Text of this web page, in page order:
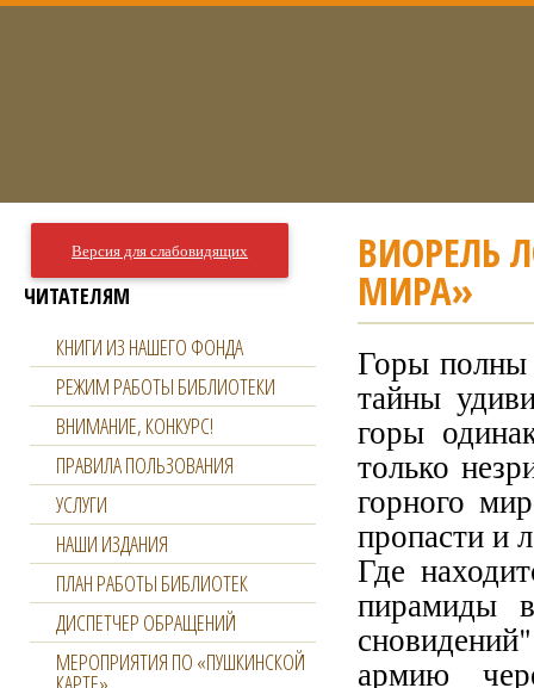
ВИОРЕЛЬ
МИРА»
Горы полны
тайны
горы
только
горного
пропасти и
Где
пирамиды
армию
Версия для слабовидящих
ЧИТАТЕЛЯМ
КНИГИ ИЗ НАШЕГО ФОНДА
РЕЖИМ РАБОТЫ БИБЛИОТЕКИ
ВНИМАНИЕ, КОНКУРС!
ПРАВИЛА ПОЛЬЗОВАНИЯ
УСЛУГИ
НАШИ ИЗДАНИЯ
ПЛАН РАБОТЫ БИБЛИОТЕК
ДИСПЕТЧЕР ОБРАЩЕНИЙ
МЕРОПРИЯТИЯ ПО «ПУШКИНСКОЙ